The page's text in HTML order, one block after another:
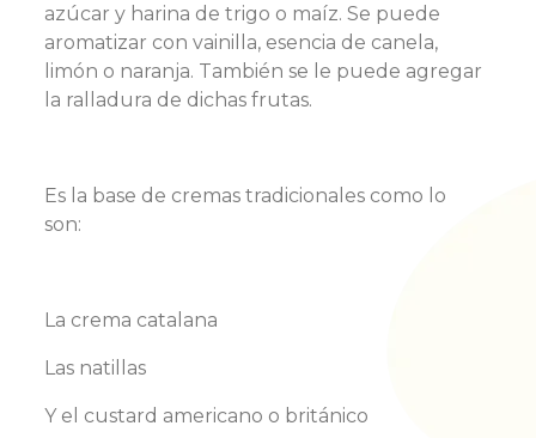
azúcar y harina de trigo o maíz. Se puede
aromatizar con vainilla, esencia de canela,
limón o naranja. También se le puede agregar
la ralladura de dichas frutas.
Es la base de cremas tradicionales como lo
son:
La crema catalana
Las natillas
Y el custard americano o británico